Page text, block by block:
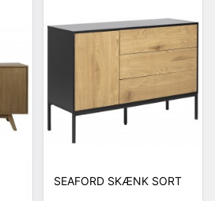
SEAFORD SKÆNK SORT